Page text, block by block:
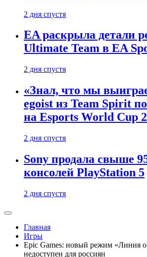
2 дня спустя
EA раскрыла детали
Ultimate Team в EA
2 дня спустя
«Знал, что мы
egoist из Team Spirit
на Esports World Cup
2 дня спустя
Sony продала свыше
консолей PlayStation 5
2 дня спустя
Главная
Игры
Epic Games: новый режим «Линия
недоступен для россиян